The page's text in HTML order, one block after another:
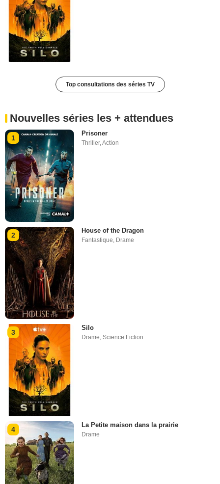
Top consultations des séries TV
Nouvelles séries les + attendues
1
Prisoner
Thriller,Action
2
House of the Dragon
Fantastique, Drame
3
Silo
Drame,Science Fiction
4
La Petite maison dans la prairie
Drame